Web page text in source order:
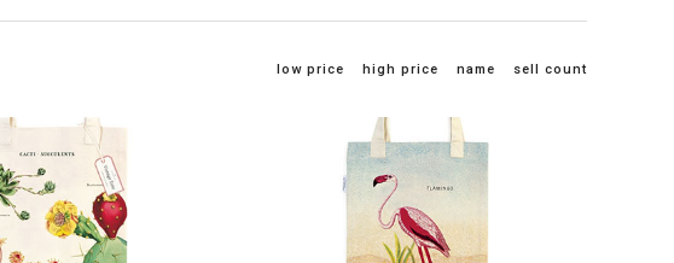
low price high price name sell count